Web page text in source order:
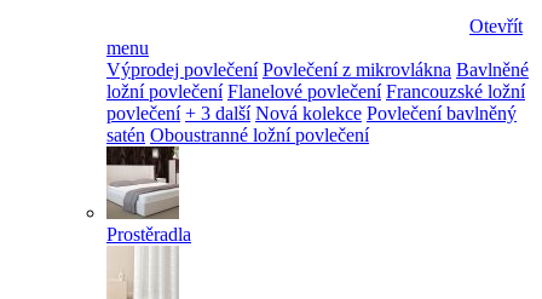
Otevřít
menu
Výprodej povlečení Povlečení z mikrovlákna Bavlněné
ložní povlečení Flanelové povlečení Francouzské ložní
povlečení + 3 další Nová kolekce Povlečení bavlněný
satén Oboustranné ložní povlečení
Prostěradla